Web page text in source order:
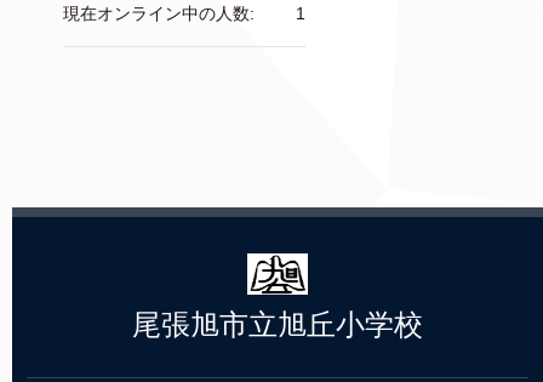
1
現在オンライン中の人数:
尾張旭市立旭丘小学校